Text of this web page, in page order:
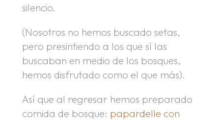
silencio.
(Nosotros no hemos buscado setas,
pero presintiendo a los que sí las
buscaban en medio de los bosques,
hemos disfrutado como el que más).
Así que al regresar hemos preparado
comida de bosque: papardelle con